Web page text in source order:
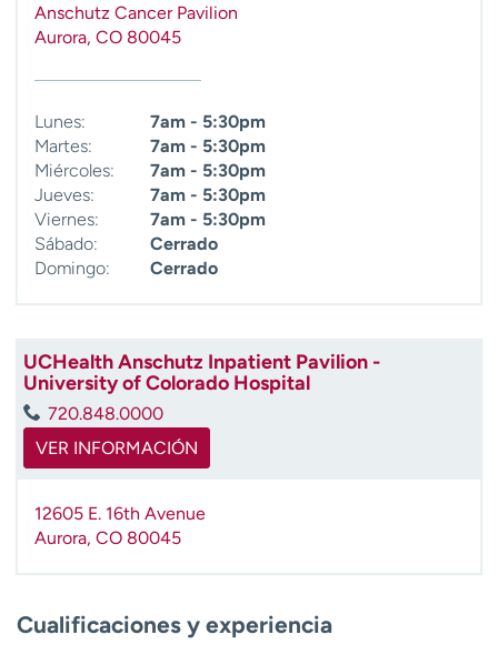
Anschutz Cancer Pavilion
Aurora, CO 80045
Lunes:
7am - 5:30pm
Martes:
7am - 5:30pm
Miércoles:
7am - 5:30pm
Jueves:
7am - 5:30pm
Viernes:
7am - 5:30pm
Sábado:
Cerrado
Domingo:
Cerrado
UCHealth Anschutz Inpatient Pavilion -
University of Colorado Hospital
720.848.0000
VER INFORMACIÓN
12605 E. 16th Avenue
Aurora, CO 80045
Cualificaciones y experiencia